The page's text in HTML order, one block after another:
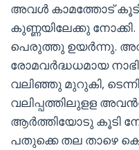
അവൾ കാമത്തോട്
കുണ്ണയിലേക്കു
പെരുത്തു ഉയർന്നു.
രോമവർദ്ധധമായ
വലിഞ്ഞു മുറുകി,
വലിപ്പത്തിലുളള
ആർത്തിയോടു കൂടി
പതുക്കെ തല താഴെ